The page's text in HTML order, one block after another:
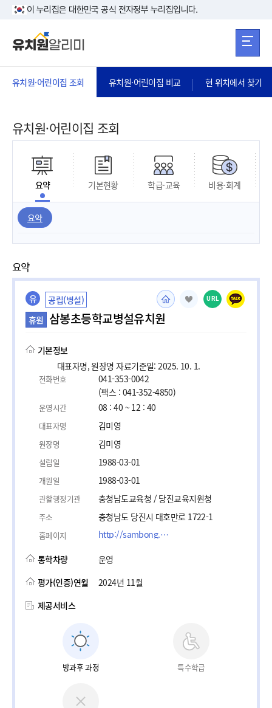
본문 바로가기
이 누리집은 대한민국 공식 전자정부 누리집입니다.
유치원·어린이집 조회 유치원·어린이집 비교 현 위치에서 찾기
유치원·어린이집 조회
요약 기본현황 학급·교육 비용·회계
요약
요약
유
공립(병설)
휴원 삼봉초등학교병설유치원
URL
기본정보
대표자명, 원장명 자료기준일: 2025. 10. 1.
전화번호
041-353-0042
(팩스 : 041-352-4850)
운영시간 08 : 40 ~ 12 : 40
대표자명 김미영
원장명 김미영
설립일 1988-03-01
개원일 1988-03-01
관할행정기관 충청남도교육청 / 당진교육지원청
주소 충청남도 당진시 대호만로 1722-1
홈페이지 http://sambong.cnees.kr/
통학차량
운영
평가(인증)연월
2024년 11월
제공서비스
방과후 과정 특수학급